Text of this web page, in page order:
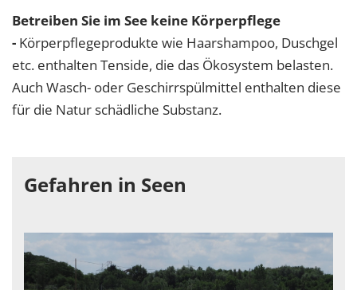
Betreiben Sie im See keine Körperpflege
- Körperpflegeprodukte wie Haarshampoo, Duschgel
etc. enthalten Tenside, die das Ökosystem belasten.
Auch Wasch- oder Geschirrspülmittel enthalten diese
für die Natur schädliche Substanz.
Gefahren in Seen